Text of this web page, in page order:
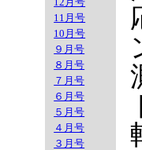
11月号
10月号
９月号
８月号
７月号
６月号
５月号
４月号
３月号